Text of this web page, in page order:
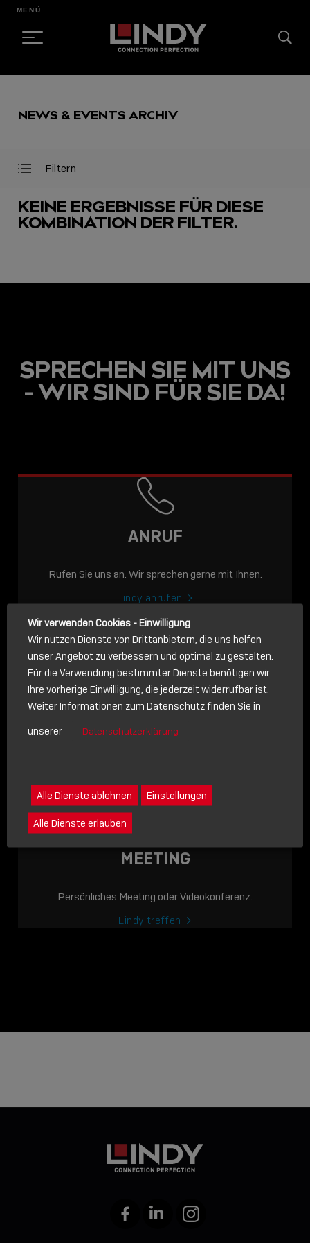
CONTENT
MENÜ
NEWS & EVENTS ARCHIV
Filter
Filter
Filtern
USB-C ÜBER LANGE
DISTANZEN: AKTIVE
USB-C-KABEL FÜR
STABILE 10 GBIT/S BIS
LINDY ACADEMY
JETZT ONLINE
VERFÜGBAR: DIE
LINDY ACADEMY –
WISSEN, DAS
KEINE ERGEBNISSE FÜR DIESE
KOMBINATION DER FILTER.
SPRECHEN SIE MIT UNS
- WIR SIND FÜR SIE DA!
ANRUF
Rufen Sie uns an. Wir sprechen gerne mit Ihnen.
Lindy anrufen
NACHRICHT
Schreiben Sie lieber? Dann schicken Sie uns gerne eine
MEETING
Persönliches Meeting oder Videokonferenz.
Lindy treffen
FacebookLinkedIn Instagram
Wir verwenden Cookies - Einwilligung
Wir nutzen Dienste von Drittanbietern, die uns helfen
unser Angebot zu verbessern und optimal zu gestalten.
Für die Verwendung bestimmter Dienste benötigen wir
Ihre vorherige Einwilligung, die jederzeit widerrufbar ist.
Weiter Informationen zum Datenschutz finden Sie in
unserer
Datenschutzerklärung
Alle Dienste ablehnen Einstellungen
Alle Dienste erlauben